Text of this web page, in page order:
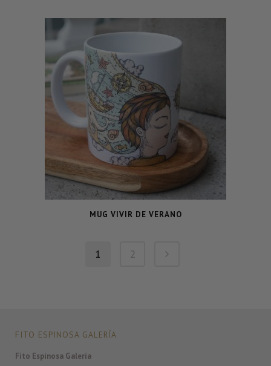
MUG VIVIR DE VERANO
1 2
FITO ESPINOSA GALERÍA
Fito Espinosa Galería